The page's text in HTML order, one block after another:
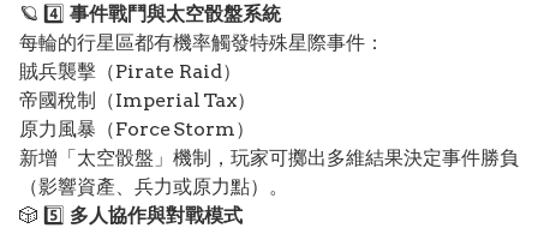
🪐 4️⃣ 事件戰鬥與太空骰盤系統
每輪的行星區都有機率觸發特殊星際事件：
賊兵襲擊（Pirate Raid）
帝國稅制（Imperial Tax）
原力風暴（Force Storm）
新增「太空骰盤」機制，玩家可擲出多維結果決定事件勝負
（影響資產、兵力或原力點）。
🎲 5️⃣ 多人協作與對戰模式